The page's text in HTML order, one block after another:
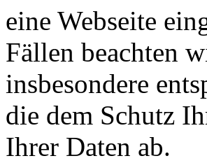
eine Webseite
Fällen beachten
insbesondere
die dem Schutz
Ihrer Daten ab.